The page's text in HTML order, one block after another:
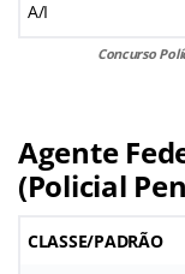
A/I
Concurso
Agente
(Policial
CLASSE/PADRÃO